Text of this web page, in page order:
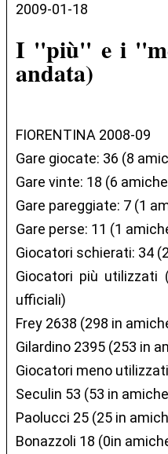
2009-01-18
I ''più'' e i
andata)
FIORENTINA 2008-09
Gare giocate: 36 (8
Gare vinte: 18 (6
Gare pareggiate: 7 (1
Gare perse: 11 (1
Giocatori schierati: 34
Giocatori più utilizzati
ufficiali)
Frey 2638 (298 in
Gilardino 2395 (253 in
Giocatori meno
Seculin 53 (53 in
Paolucci 25 (25 in
Bonazzoli 18 (0in